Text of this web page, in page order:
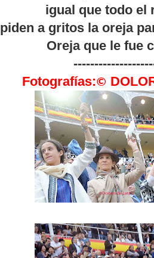
igual que todo el
piden a gritos la oreja
Oreja que le fue
Fotografías:©